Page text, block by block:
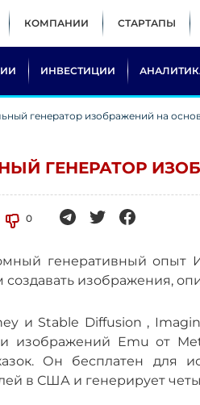
КОМПАНИИ СТАРТАПЫ
ИНВЕСТИЦИИ
генератор изображений на
ГЕНЕРАТОР
0
генеративный
изображения,
и Stable Diffusion ,
изображений Emu от
Он бесплатен для
в США и генерирует